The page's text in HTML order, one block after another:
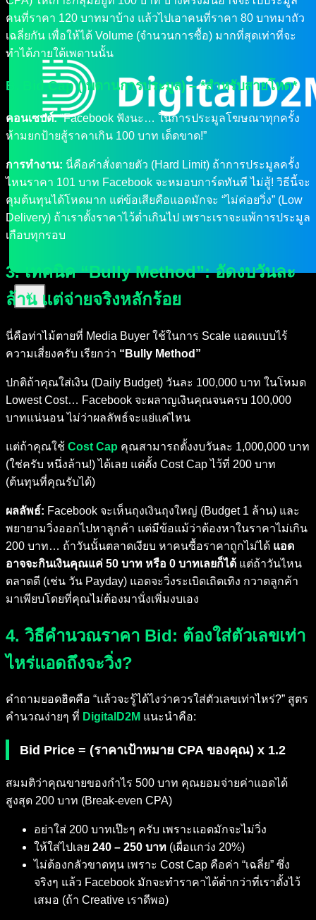
X
คนที่ราคา 120 บาทมาบ้าง แล้วไปเอาคนที่ราคา 80 บาทมาถัว
เฉลี่ยกัน เพื่อให้ได้ Volume (จำนวนการซื้อ) มากที่สุดเท่าที่จะ
ทำได้ภายใต้เพดานนั้น
B. Bid Cap (เพดานการประมูล) – *สำหรับสายโหด*
คอนเซปต์:“Facebook ฟังนะ… ในการประมูลโฆษณาทุกครั้ง
ห้ามยกป้ายสู้ราคาเกิน 100 บาท เด็ดขาด!”
การทำงาน: นี่คือคำสั่งตายตัว (Hard Limit) ถ้าการประมูลครั้ง
ไหนราคา 101 บาท Facebook จะหมอบการ์ดทันที ไม่สู้! วิธีนี้จะ
คุมต้นทุนได้โหดมาก แต่ข้อเสียคือแอดมักจะ “ไม่ค่อยวิ่ง” (Low
Delivery) ถ้าเราตั้งราคาไว้ต่ำเกินไป เพราะเราจะแพ้การประมูล
เกือบทุกรอบ
3. เทคนิค “Bully Method”: อัดงบวันละ
ล้าน แต่จ่ายจริงหลักร้อย
นี่คือท่าไม้ตายที่ Media Buyer ใช้ในการ Scale แอดแบบไร้
ความเสี่ยงครับ เรียกว่า “Bully Method”
ปกติถ้าคุณใส่เงิน (Daily Budget) วันละ 100,000 บาท ในโหมด
Lowest Cost… Facebook จะผลาญเงินคุณจนครบ 100,000
บาทแน่นอน ไม่ว่าผลลัพธ์จะแย่แค่ไหน
แต่ถ้าคุณใช้ Cost Cap คุณสามารถตั้งงบวันละ 1,000,000 บาท
(ใช่ครับ หนึ่งล้าน!) ได้เลย แต่ตั้ง Cost Cap ไว้ที่ 200 บาท
(ต้นทุนที่คุณรับได้)
ผลลัพธ์: Facebook จะเห็นถุงเงินถุงใหญ่ (Budget 1 ล้าน) และ
พยายามวิ่งออกไปหาลูกค้า แต่มีข้อแม้ว่าต้องหาในราคาไม่เกิน
200 บาท… ถ้าวันนั้นตลาดเงียบ หาคนซื้อราคาถูกไม่ได้ แอด
อาจจะกินเงินคุณแค่ 50 บาท หรือ 0 บาทเลยก็ได้ แต่ถ้าวันไหน
ตลาดดี (เช่น วัน Payday) แอดจะวิ่งระเบิดเถิดเทิง กวาดลูกค้า
มาเพียบโดยที่คุณไม่ต้องมานั่งเพิ่มงบเอง
4. วิธีคำนวณราคา Bid: ต้องใส่ตัวเลขเท่า
ไหร่แอดถึงจะวิ่ง?
คำถามยอดฮิตคือ “แล้วจะรู้ได้ไงว่าควรใส่ตัวเลขเท่าไหร่?” สูตร
คำนวณง่ายๆ ที่ DigitalD2M แนะนำคือ:
Bid Price = (ราคาเป้าหมาย CPA ของคุณ) x 1.2
สมมติว่าคุณขายของกำไร 500 บาท คุณยอมจ่ายค่าแอดได้
สูงสุด 200 บาท (Break-even CPA)
อย่าใส่ 200 บาทเป๊ะๆ ครับ เพราะแอดมักจะไม่วิ่ง
ให้ใส่ไปเลย 240 – 250 บาท (เผื่อแกว่ง 20%)
ไม่ต้องกลัวขาดทุน เพราะ Cost Cap คือค่า “เฉลี่ย” ซึ่ง
จริงๆ แล้ว Facebook มักจะทำราคาได้ต่ำกว่าที่เราตั้งไว้
เสมอ (ถ้า Creative เราดีพอ)